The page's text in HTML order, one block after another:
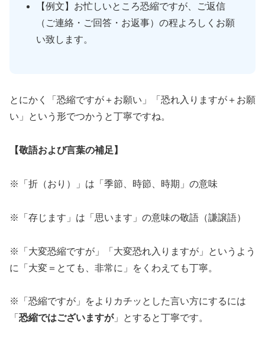
【例文】お忙しいところ恐縮ですが、ご返信
（ご連絡・ご回答・お返事）の程よろしくお願
い致します。
とにかく「恐縮ですが＋お願い」「恐れ入りますが＋お願
い」という形でつかうと丁寧ですね。
【敬語および言葉の補足】
※「折（おり）」は「季節、時節、時期」の意味
※「存じます」は「思います」の意味の敬語（謙譲語）
※「大変恐縮ですが」「大変恐れ入りますが」というよう
に「大変＝とても、非常に」をくわえても丁寧。
※「恐縮ですが」をよりカチッとした言い方にするには
「 恐縮ではございますが」とすると丁寧です。